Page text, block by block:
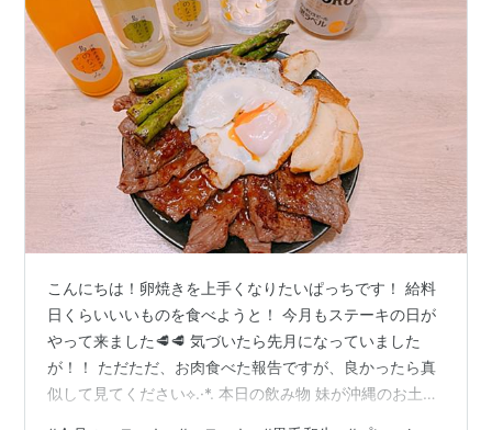
こんにちは！卵焼きを上手くなりたいぱっちです！ 給料
日くらいいいものを食べようと！ 今月もステーキの日が
やって来ました🥩🥩 気づいたら先月になっていました
が！！ ただただ、お肉食べた報告ですが、良かったら真
似して見てください⟡.·*. 本日の飲み物 妹が沖縄のお土産